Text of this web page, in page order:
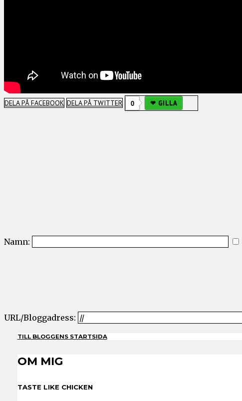
DELA PÅ FACEBOOK DELA PÅ TWITTER 0 GILLA
Namn:
URL/Bloggadress:
TILL BLOGGENS STARTSIDA
OM MIG
TASTE LIKE CHICKEN